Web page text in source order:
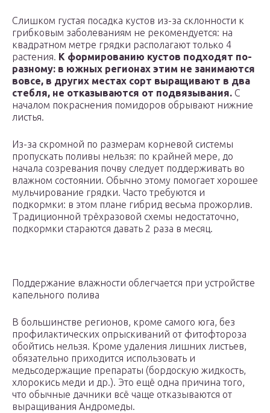
Слишком густая посадка кустов из-за склонности к
грибковым заболеваниям не рекомендуется: на
квадратном метре грядки располагают только 4
растения. К формированию кустов подходят по-
разному: в южных регионах этим не занимаются
вовсе, в других местах сорт выращивают в два
стебля, не отказываются от подвязывания. С
началом покраснения помидоров обрывают нижние
листья.
Из-за скромной по размерам корневой системы
пропускать поливы нельзя: по крайней мере, до
начала созревания почву следует поддерживать во
влажном состоянии. Обычно этому помогает хорошее
мульчирование грядки. Часто требуются и
подкормки: в этом плане гибрид весьма прожорлив.
Традиционной трёхразовой схемы недостаточно,
подкормки стараются давать 2 раза в месяц.
Поддержание влажности облегчается при устройстве
капельного полива
В большинстве регионов, кроме самого юга, без
профилактических опрыскиваний от фитофтороза
обойтись нельзя. Кроме удаления лишних листьев,
обязательно приходится использовать и
медьсодержащие препараты (бордоскую жидкость,
хлорокись меди и др.). Это ещё одна причина того,
что обычные дачники всё чаще отказываются от
выращивания Андромеды.